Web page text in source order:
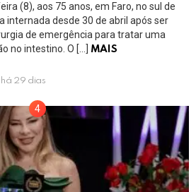
(8), aos 75 anos, em Faro, no sul de
internada desde 30 de abril após ser
de emergência para tratar uma
no intestino. O […]
MAIS
há 29 dias